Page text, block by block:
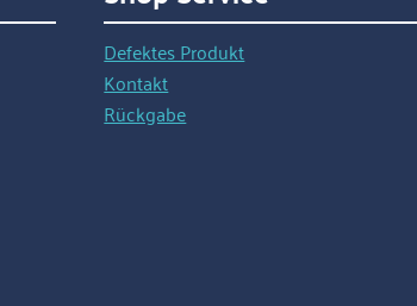
Defektes Produkt
Kontakt
Rückgabe